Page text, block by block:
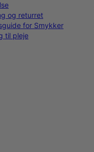
og returret
for Smykker
til pleje